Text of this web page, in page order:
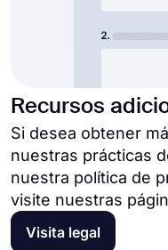
Recursos
Si desea obtener
nuestras prácticas
nuestra política de
visite nuestras
Visita legal